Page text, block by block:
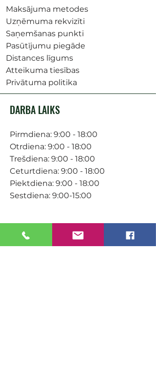
Maksājuma metodes
Uzņēmuma rekvizīti
Saņemšanas punkti
Pasūtījumu piegāde
Distances līgums
Atteikuma tiesības
Privātuma politika
DARBA LAIKS
Pirmdiena: 9:00 - 18:00
Otrdiena: 9:00 - 18:00
Trešdiena: 9:00 - 18:00
Ceturtdiena: 9:00 - 18:00
Piektdiena: 9:00 - 18:00
Sestdiena: 9:00-15:00
KONTAKTI